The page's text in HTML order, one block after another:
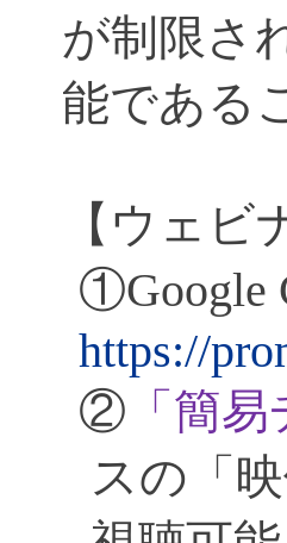
が制限さ
能である
【ウェ
①Google
https://
② 「簡
スの「